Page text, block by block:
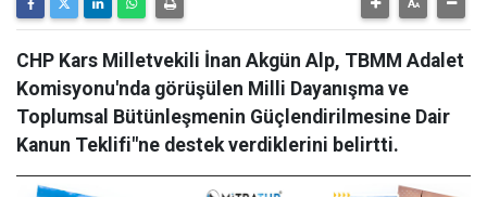
CHP Kars Milletvekili İnan Akgün Alp, TBMM Adalet
Komisyonu'nda görüşülen Milli Dayanışma ve
Toplumsal Bütünleşmenin Güçlendirilmesine Dair
Kanun Teklifi"ne destek verdiklerini belirtti.